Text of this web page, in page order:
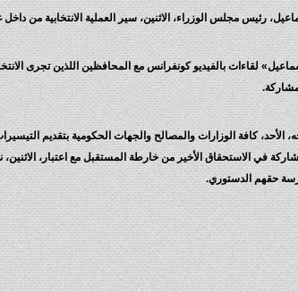
رئيس مجلس الوزراء، الاثنين، سير العملية الانتخابية من
لقاءات بالفيديو كونفرانس مع المحافظين اللذين تجرى
الأحد، كافة الوزارات والمصالح والجهات الحكومية بتقديم
في الاستحقاق الأخير من خارطة المستقبل مع اعتبار،
حقهم الدستوري.